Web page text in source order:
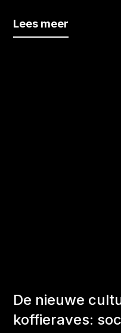
Lees meer
De nieuwe
koffieraves: